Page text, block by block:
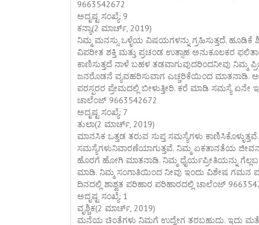
9663542672
ಅದೃಷ್ಟ ಸಂಖ್ಯೆ: 9
ಕನ್ಯಾ(2 ಮಾರ್ಚ್, 2019)
ನಿಮ್ಮ ಮನಸ್ಸು ಒಳ್ಳೆಯ ವಿಷಯಗಳನ್ನು ಗ್ರಹಿಸುತ್ತದೆ.
ವಿಪರೀತ ಶಕ್ತಿ ಮತ್ತು ಪ್ರಚಂಡ ಉತ್ಸಾಹ ಅನುಕೂಲಕರ
ಕಾಣಿಸುತ್ತದೆ ನಾಳೆ ಬಹಳ ತಡವಾಗುವುದರಿಂದನೀವು ನಿಮ್ಮ
ಜನರೊಡನೆ ವ್ಯವಹರಿಸುವಾಗ ಎಚ್ಚರಿಕೆಯಿಂದ ಮಾತನಾಡಿ.
ಪರಸ್ಪರರ ಪ್ರೇಮದಲ್ಲಿ ಬೀಳುತ್ತೀರಿ. ಕರೆ ಮಾಡಿ ಸಮಸ್ಯೆ
ಚಾಲೆಂಜ್ 9663542672
ಅದೃಷ್ಟ ಸಂಖ್ಯೆ: 7
ತುಲಾ(2 ಮಾರ್ಚ್, 2019)
ಮಾನಸಿಕ ಒತ್ತಡ ತರುವ ಸುಪ್ತ ಸಮಸ್ಯೆಗಳು
ಸಮಸ್ಯೆಗಳುನಿವಾರಣೆಯಾಗುತ್ತವೆ. ನಿಮ್ಮ ಏಕತಾನತೆಯ
ಹೊರಗೆ ಹೋಗಿ ಮಾತನಾಡಿ. ನಿಮ್ಮ ಧೈರ್ಯಪ್ರೀತಿಯನ್ನು
ಮಾಡಿ. ನಿಮ್ಮ ಸಂಗಾತಿಯಿಂದ ನೀವು ಇಂದು ವಿಶೇಷ ಗಮನ
ದಿನದಲ್ಲಿ ಶಾಶ್ವತ ಪರಿಹಾರ ಪರಿಹಾರದಲ್ಲಿ ಚಾಲೆಂಜ್
ಅದೃಷ್ಟ ಸಂಖ್ಯೆ: 1
ವೃಶ್ಚಿಕ(2 ಮಾರ್ಚ್, 2019)
ಮನೆಯ ಚಿಂತೆಗಳು ನಿಮಗೆ ಉದ್ವೇಗ ತರಬಹುದು. ಇದು